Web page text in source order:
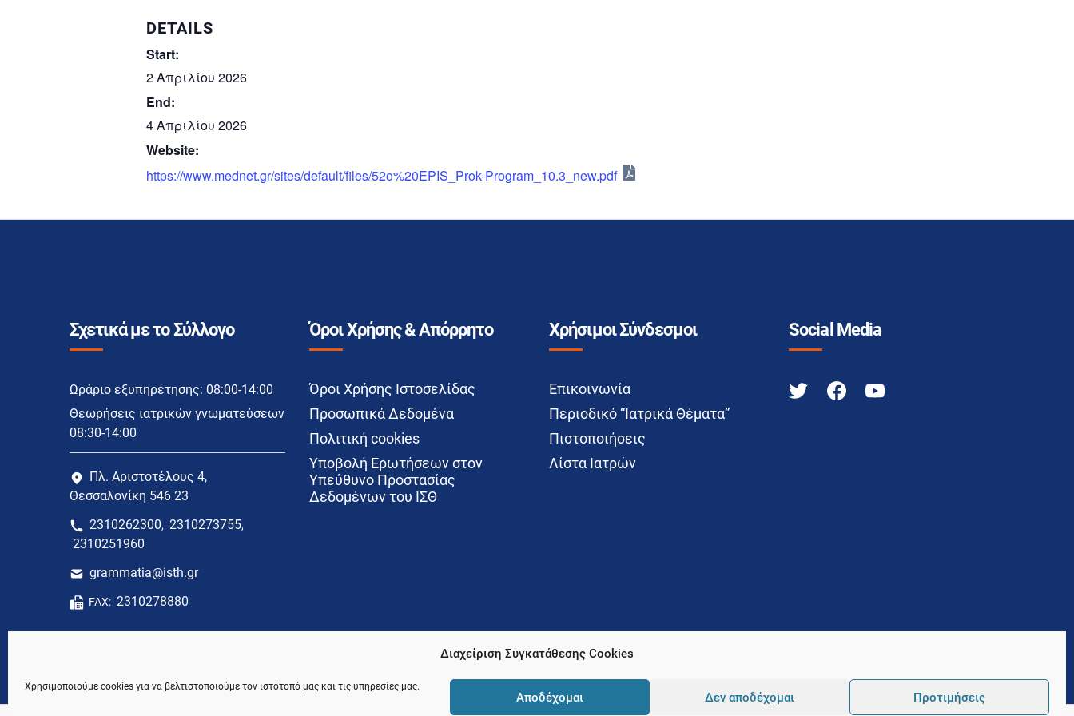
Διαχείριση Συγκατάθεσης Cookies
Χρησιμοποιούμε cookies για να βελτιστοποιούμε τον ιστότοπό μας και τις υπηρεσίες μας.
Αποδέχομαι Δεν αποδέχομαι Προτιμήσεις
DETAILS
Start:
2 Απριλίου 2026
End:
4 Απριλίου 2026
Website:
https://www.mednet.gr/sites/default/files/52o%20EPIS_Prok-Program_10.3_new.pdf
Σχετικά με το Σύλλογο
Ωράριο εξυπηρέτησης: 08:00-14:00
Θεωρήσεις ιατρικών γνωματεύσεων
08:30-14:00
Πλ. Αριστοτέλους 4,
Θεσσαλονίκη 546 23
2310262300, 2310273755,
2310251960
grammatia@isth.gr
FAX: 2310278880
Όροι Χρήσης & Απόρρητο
Όροι Χρήσης Ιστοσελίδας
Προσωπικά Δεδομένα
Πολιτική cookies
Υποβολή Ερωτήσεων στον
Υπεύθυνο Προστασίας
Δεδομένων του ΙΣΘ
Χρήσιμοι Σύνδεσμοι
Επικοινωνία
Περιοδικό “Ιατρικά Θέματα”
Πιστοποιήσεις
Λίστα Ιατρών
Social Media